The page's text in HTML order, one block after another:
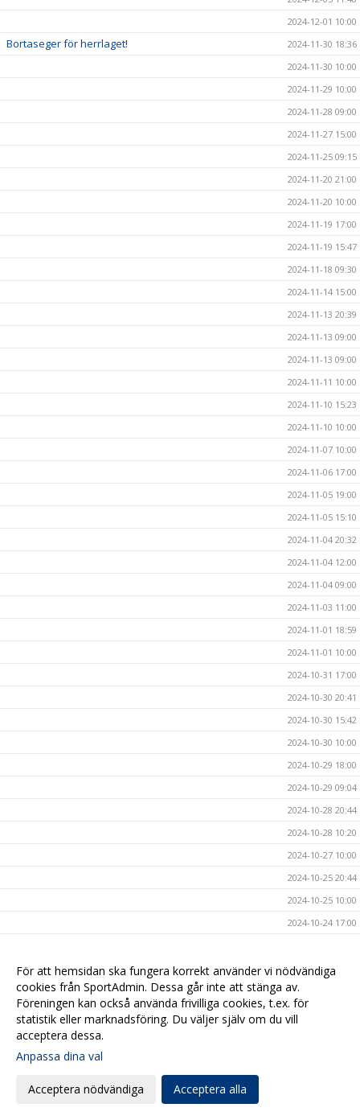
2024-12-01 10:00
Bortaseger för herrlaget!
2024-11-30 18:36
2024-11-30 10:00
2024-11-29 10:00
2024-11-28 09:00
2024-11-27 15:00
2024-11-25 09:15
2024-11-20 21:00
2024-11-20 10:00
2024-11-19 17:00
2024-11-19 15:47
2024-11-18 09:30
2024-11-14 15:00
2024-11-13 20:39
2024-11-13 09:00
2024-11-13 09:00
2024-11-11 10:00
2024-11-10 15:23
2024-11-10 10:00
2024-11-07 10:00
2024-11-06 17:00
2024-11-05 19:00
2024-11-05 15:10
2024-11-04 20:32
2024-11-04 12:00
2024-11-04 09:00
2024-11-03 11:00
2024-11-01 18:59
2024-11-01 10:00
2024-10-31 17:00
2024-10-30 20:41
2024-10-30 15:42
2024-10-30 10:00
2024-10-29 18:00
2024-10-29 09:04
2024-10-28 20:44
2024-10-28 10:20
2024-10-27 10:00
2024-10-25 20:44
2024-10-25 10:00
2024-10-24 17:00
2024-10-23 09:54
2024-10-20 17:09
2024-10-20 08:00
För att hemsidan ska fungera korrekt använder vi nödvändiga
cookies från SportAdmin. Dessa går inte att stänga av.
Föreningen kan också använda frivilliga cookies, t.ex. för
statistik eller marknadsföring. Du väljer själv om du vill
acceptera dessa.
Anpassa dina val
Acceptera nödvändiga Acceptera alla